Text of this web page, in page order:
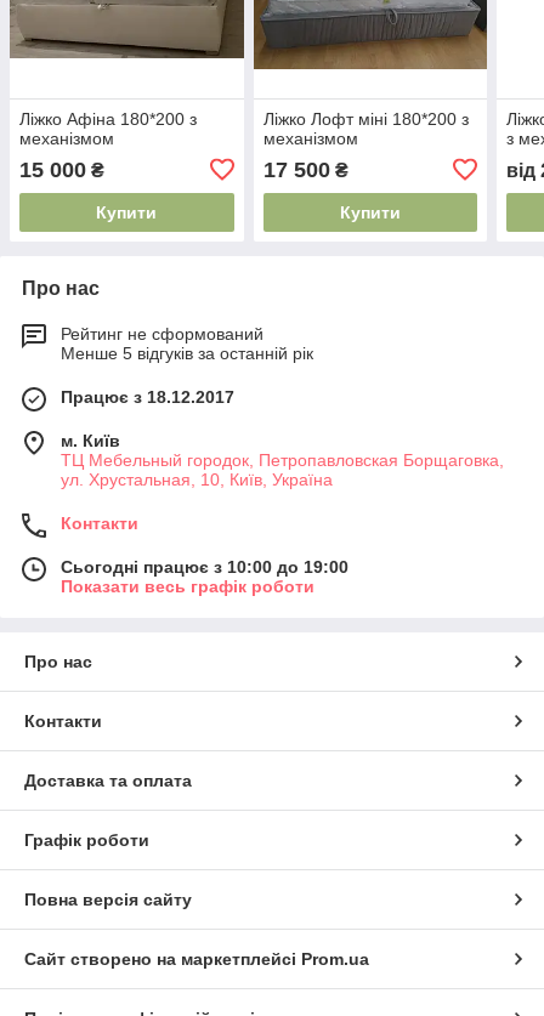
Ліжко Афіна 180*200 з
механізмом
15 000 ₴
Купити
Ліжко Лофт міні 180*200 з
механізмом
17 500₴
Купити
з
від
Про нас
Рейтинг не сформований
Менше 5 відгуків за останній рік
Працює з 18.12.2017
м. Київ
ТЦ Мебельный городок, Петропавловская Борщаговка,
ул. Хрустальная, 10, Київ, Україна
Контакти
Сьогодні працює з 10:00 до 19:00
Показати весь графік роботи
Про нас
Контакти
Доставка та оплата
Графік роботи
Повна версія сайту
Сайт створено на маркетплейсі Prom.ua